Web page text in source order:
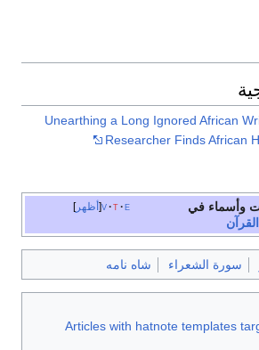
Unearthing a Long Ignored African
Researcher Finds African
أظهر v t e
وأسماء في
القرآن
سورة الشعراء شاه نامه
Articles with hatnote templates